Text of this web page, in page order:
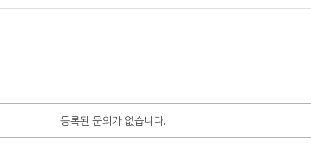
등록된 문의가 없습니다.